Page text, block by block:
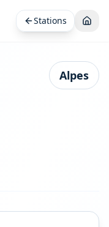
Stations
Alpes